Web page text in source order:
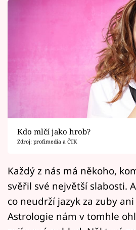
Horoskopy
Sledujte prima+
Filmový festival Karlovy
Pořady
Mámy sobě
Přihlášení
Kdo mlčí jako hrob?
Zdroj: profimedia a ČTK
Každý z nás má někoho,
svěřil své největší slabosti.
co neudrží jazyk za zuby
Astrologie nám v tomhle